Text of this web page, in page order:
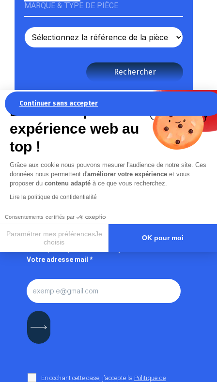
Continuer sans accepter
La recette pour une
expérience web au
top !
Grâce aux cookie nous pouvons mesurer l'audience de notre site. Ces
données nous permettent d'améliorer votre expérience et vous
proposer du contenu adapté à ce que vous recherchez.
Lire la politique de confidentialité
Consentements certifiés par
Paramétrer mes préférencesJe
choisis
OK pour moi
Axeptio consent
Plateforme de Gestion du Consentement : Personnalisez vos
MARQUE & TYPE DE PIÈCE
Rechercher
NEWSLETTER
d’Anjou Machines Outils
Votre adresse mail *
En cochant cette case, j’accepte la Politique de